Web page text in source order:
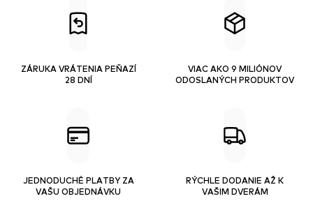
ZÁRUKA VRÁTENIA PEŇAZÍ
28 DNÍ
VIAC AKO 9 MILIÓNOV
ODOSLANÝCH PRODUKTOV
JEDNODUCHÉ PLATBY ZA
VAŠU OBJEDNÁVKU
RÝCHLE DODANIE AŽ K
VAŠIM DVERÁM